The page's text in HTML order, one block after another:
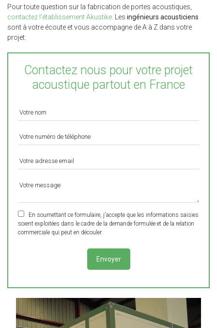
Pour toute question sur la fabrication de portes acoustiques,
contactez l'établissement Akustike . Les ingénieurs acousticiens
sont à votre écoute et vous accompagne de A à Z dans votre
projet.
Contactez nous pour votre projet
acoustique partout en France
En soumettant ce formulaire, j'accepte que les informations saisies
soient exploitées dans le cadre de la demande formulée et de la relation
commerciale qui peut en découler.